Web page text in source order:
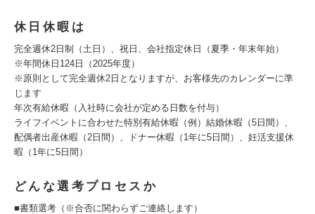
休日休暇は
完全週休2日制（土日）、祝日、会社指定休日（夏季・年末年始）
※年間休日124日（2025年度）
※原則として完全週休2日となりますが、お客様先のカレンダーに準
じます
年次有給休暇（入社時に会社が定める日数を付与）
ライフイベントに合わせた特別有給休暇（例）結婚休暇（5日間）、
配偶者出産休暇（2日間）、ドナー休暇（1年に5日間）、妊活支援休
暇（1年に5日間）
どんな選考プロセスか
■書類選考（※合否に関わらずご連絡します）